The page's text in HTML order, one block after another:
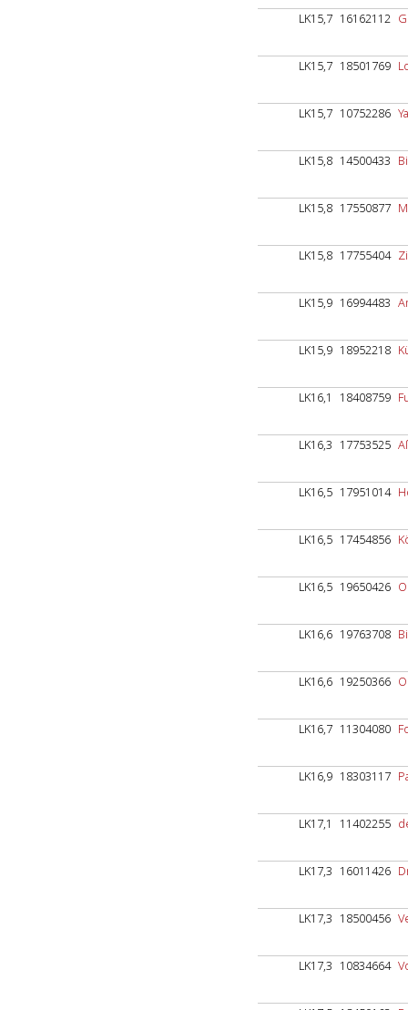
LK15,7 16162112
LK15,7 18501769
LK15,7 10752286
LK15,8 14500433
LK15,8 17550877
LK15,8 17755404
LK15,9 16994483
LK15,9 18952218
LK16,1 18408759
LK16,3 17753525
LK16,5 17951014
LK16,5 17454856
LK16,5 19650426
LK16,6 19763708
LK16,6 19250366
LK16,7 11304080
LK16,9 18303117
LK17,1 11402255
LK17,3 16011426
LK17,3 18500456
LK17,3 10834664